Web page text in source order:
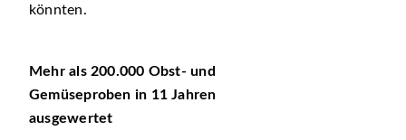
könnten.
Mehr als 200.000 Obst- und
Gemüseproben in 11 Jahren
ausgewertet